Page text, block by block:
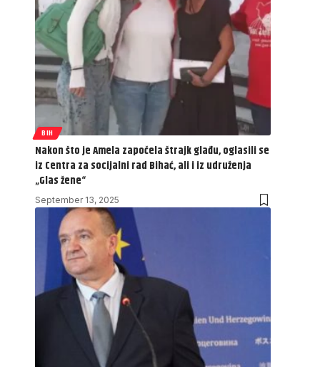
BIH
Nakon što je Amela započela štrajk glađu, oglasili se
iz Centra za socijalni rad Bihać, ali i iz udruženja
„Glas žene“
September 13, 2025